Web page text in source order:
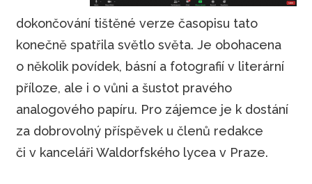
dokončování tištěné verze časopisu tato
konečně spatřila světlo světa. Je obohacena
o několik povídek, básní a fotografií v literární
příloze, ale i o vůni a šustot pravého
analogového papíru. Pro zájemce je k dostání
za dobrovolný příspěvek u členů redakce
či v kanceláři Waldorfského lycea v Praze.